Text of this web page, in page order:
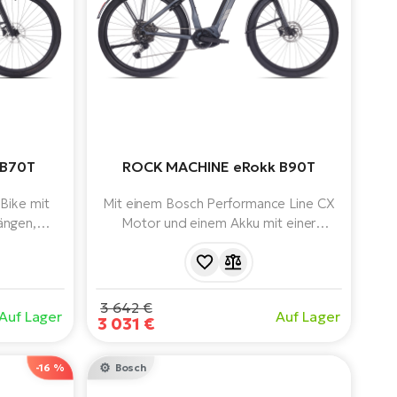
mit
Akku.
Lager
ROCK MACHINE eRokk B90T
Mit einem Bosch Performance Line CX
Motor und einem Akku mit einer
dieses Elektrofahrrad Leistung, Komfort
unwegsamem Gelände. Ausgestattet
mit Qualitätskomponenten wie
Schaltungen und praktischem Zubehör
für eine sichere und komfortable Fahrt.
3 642 €
3 031 € Auf Lager
-16 % Bosch